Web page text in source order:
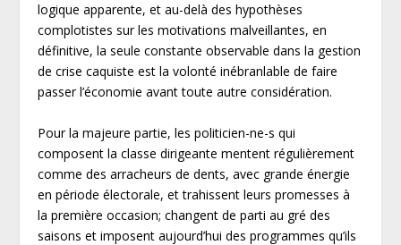
logique apparente, et au-delà des hypothèses
complotistes sur les motivations malveillantes, en
définitive, la seule constante observable dans la gestion
de crise caquiste est la volonté inébranlable de faire
passer l’économie avant toute autre considération.
Pour la majeure partie, les politicien-ne-s qui
composent la classe dirigeante mentent régulièrement
comme des arracheurs de dents, avec grande énergie
en période électorale, et trahissent leurs promesses à
la première occasion; changent de parti au gré des
saisons et imposent aujourd’hui des programmes qu’ils